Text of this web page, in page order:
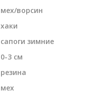
мех/ворсин
хаки
сапоги зимние
0-3 см
резина
мех